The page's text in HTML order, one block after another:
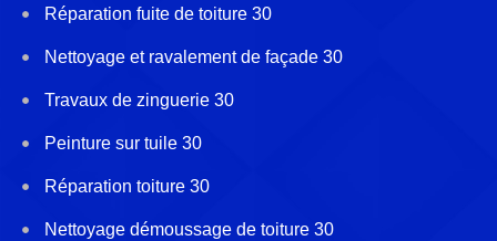
Réparation fuite de toiture 30
Nettoyage et ravalement de façade 30
Travaux de zinguerie 30
Peinture sur tuile 30
Réparation toiture 30
Nettoyage démoussage de toiture 30